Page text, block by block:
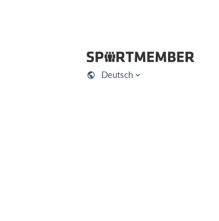
Deutsch